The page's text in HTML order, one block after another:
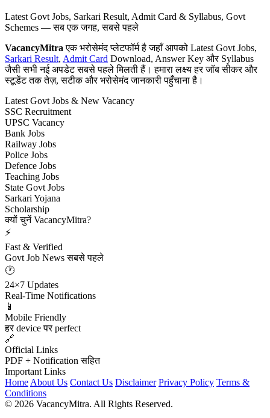
Latest Govt Jobs, Sarkari Result, Admit Card & Syllabus, Govt
Schemes — सब एक जगह, सबसे पहले
VacancyMitra एक भरोसेमंद प्लेटफॉर्म है जहाँ आपको Latest Govt Jobs,
Sarkari Result, Admit Card Download, Answer Key और Syllabus
जैसी सभी नई अपडेट सबसे पहले मिलती हैं। हमारा लक्ष्य हर जॉब सीकर और
स्टूडेंट तक तेज़, सटीक और भरोसेमंद जानकारी पहुँचाना है।
Latest Govt Jobs & New Vacancy
SSC Recruitment
UPSC Vacancy
Bank Jobs
Railway Jobs
Police Jobs
Defence Jobs
Teaching Jobs
State Govt Jobs
Sarkari Yojana
Scholarship
क्यों चुनें VacancyMitra?
⚡
Fast & Verified
Govt Job News सबसे पहले
🕐
24×7 Updates
Real-Time Notifications
📱
Mobile Friendly
हर device पर perfect
🔗
Official Links
PDF + Notification सहित
Important Links
Home About Us Contact Us Disclaimer Privacy Policy Terms &
Conditions
© 2026 VacancyMitra. All Rights Reserved.